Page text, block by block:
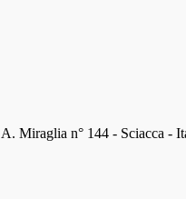
Miraglia n° 144 - Sciacca -